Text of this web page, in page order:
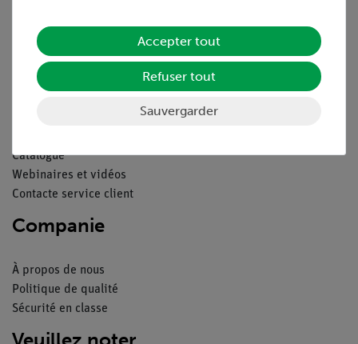
Mentions légales
Service
Catalogue
Webinaires et vidéos
Contacte service client
Companie
À propos de nous
Politique de qualité
Sécurité en classe
Accepter tout
Refuser tout
Sauvergarder